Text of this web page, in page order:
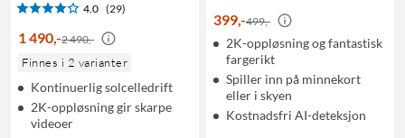
4.0 (29)
1 490,-2 490,-
Finnes i 2 varianter
Kontinuerlig solcelledrift
2K-oppløsning gir skarpe
videoer
399,-499,-
2K-oppløsning og fantastisk
fargerikt
Spiller inn på minnekort
eller i skyen
Kostnadsfri AI-deteksjon